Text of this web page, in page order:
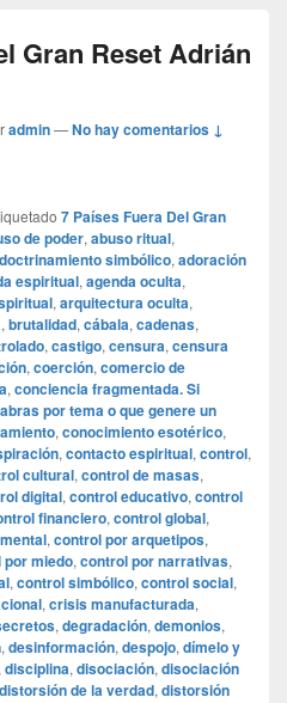
Gran Reset Adrián
admin—No hay comentarios ↓
7 Países Fuera Del Gran
de poder, abuso ritual,
simbólico, adoración
espiritual, agenda oculta,
, arquitectura oculta,
, brutalidad, cábala, cadenas,
, castigo, censura, censura
, coerción, comercio de
, conciencia fragmentada. Si
por tema o que genere un
, conocimiento esotérico,
, contacto espiritual, control,
cultural, control de masas,
digital, control educativo, control
financiero, control global,
, control por arquetipos,
miedo, control por narrativas,
, control simbólico, control social,
, crisis manufacturada,
, degradación, demonios,
, desinformación, despojo, dímelo y
disciplina, disociación, disociación
distorsión de la verdad, distorsión